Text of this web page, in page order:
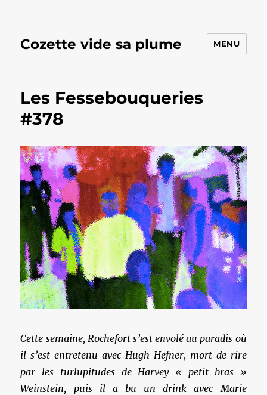
Cozette vide sa plume MENU
Les Fessebouqueries
#378
Cette semaine, Rochefort s’est envolé au paradis où
il s’est entretenu avec Hugh Hefner, mort de rire
par les turlupitudes de Harvey « petit-bras »
Weinstein, puis il a bu un drink avec Marie